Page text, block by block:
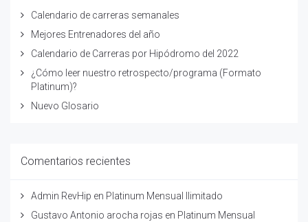
Calendario de carreras semanales
Mejores Entrenadores del año
Calendario de Carreras por Hipódromo del 2022
¿Cómo leer nuestro retrospecto/programa (Formato
Platinum)?
Nuevo Glosario
Comentarios recientes
Admin RevHip en Platinum Mensual Ilimitado
Gustavo Antonio arocha rojas en Platinum Mensual